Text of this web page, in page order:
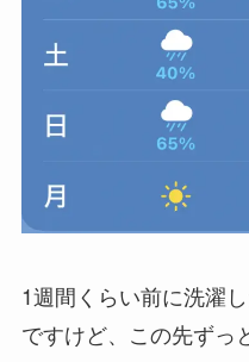
1週間くらい前に洗濯
ですけど、この先ずっ